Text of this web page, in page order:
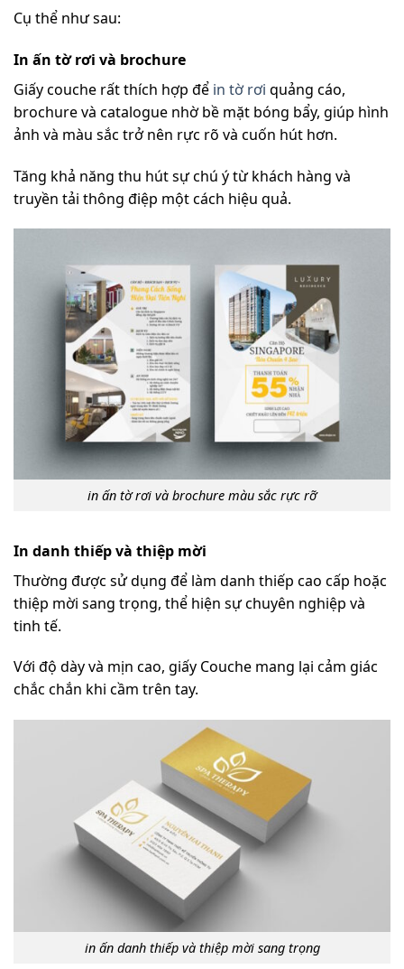
Cụ thể như sau:
In ấn tờ rơi và brochure
Giấy couche rất thích hợp để in tờ rơi quảng cáo,
brochure và catalogue nhờ bề mặt bóng bẩy, giúp hình
ảnh và màu sắc trở nên rực rõ và cuốn hút hơn.
Tăng khả năng thu hút sự chú ý từ khách hàng và
truyền tải thông điệp một cách hiệu quả.
in ấn tờ rơi và brochure màu sắc rực rỡ
In danh thiếp và thiệp mời
Thường được sử dụng để làm danh thiếp cao cấp hoặc
thiệp mời sang trọng, thể hiện sự chuyên nghiệp và
tinh tế.
Với độ dày và mịn cao, giấy Couche mang lại cảm giác
chắc chắn khi cầm trên tay.
in ấn danh thiếp và thiệp mời sang trọng